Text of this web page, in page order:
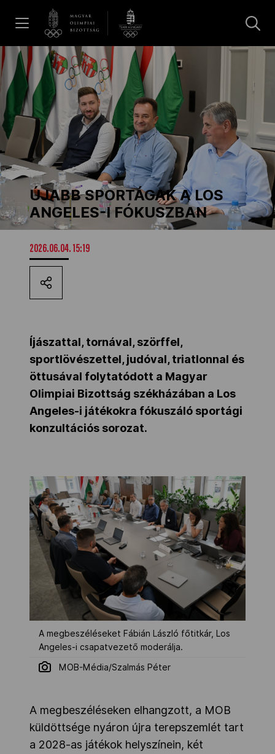
Hírek
Galéria
Dakar 2026
Los Angeles 2028
MOB
Kettőskarrier-program
NOB
Társszervezetek
OVEP
Adatbank
ÚJABB SPORTÁGAK A LOS
ANGELES-I FÓKUSZBAN
2026.06.04. 15:19
Íjászattal, tornával, szörffel,
sportlövészettel, judóval, triatlonnal és
öttusával folytatódott a Magyar
Olimpiai Bizottság székházában a Los
Angeles-i játékokra fókuszáló sportági
konzultációs sorozat.
A megbeszéléseket Fábián László főtitkár, Los
Angeles-i csapatvezető moderálja.
MOB-Média/Szalmás Péter
A megbeszéléseken elhangzott, a MOB
küldöttsége nyáron újra terepszemlét tart
a 2028-as játékok helyszínein, két